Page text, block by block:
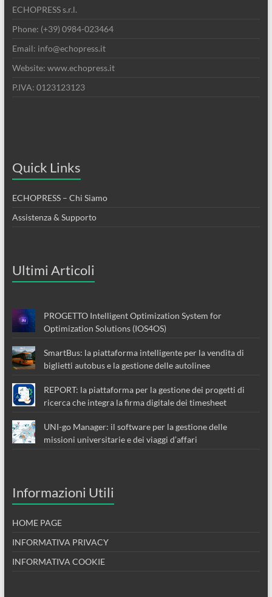
ECHOPRESS s.r.l.
Phone: (+39) 0984-023464
Email: info@echopress.it
Website: www.echopress.it
P.IVA: 0123123123
Quick Links
ECHOPRESS – Chi Siamo
Assistenza & Supporto
Ultimi Articoli
PROGETTO Intelligent Optimization System for
Optimization Solutions (IOS4OS)
SmartBus: la piattaforma intelligente per la vendita di
biglietti autobus e la gestione delle autolinee
REPORT: la piattaforma per la gestione dei progetti di
ricerca che integra la firma digitale dei timesheet
UNI-go Manager: il software per la gestione delle
missioni universitarie e dei viaggi d’affari
Informazioni Utili
HOME PAGE
INFORMATIVA PRIVACY
INFORMATIVA COOKIE